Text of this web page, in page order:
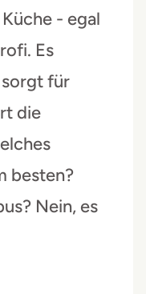
- egal
Es
für
die
besten?
Nein, es